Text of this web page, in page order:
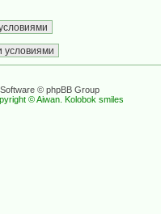
© phpBB Group
© Aiwan. Kolobok smiles